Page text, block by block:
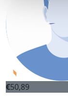
€50,89